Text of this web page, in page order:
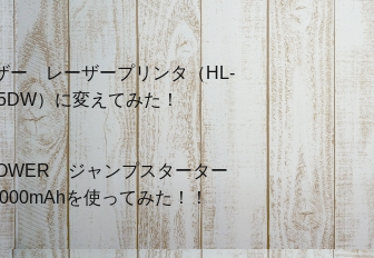
ー レーザープリンタ（HL-
）に変えてみた！
ジャンプスターター
を使ってみた！！